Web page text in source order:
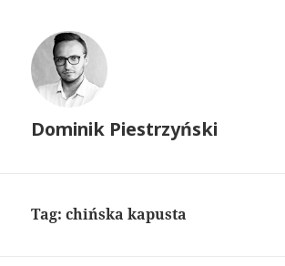
Dominik Piestrzyński
Tag:chińska kapusta